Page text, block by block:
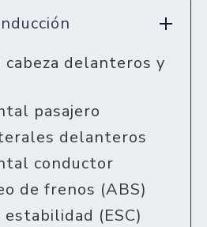
delanteros y
pasajero
delanteros
conductor
de frenos (ABS)
(ESC)